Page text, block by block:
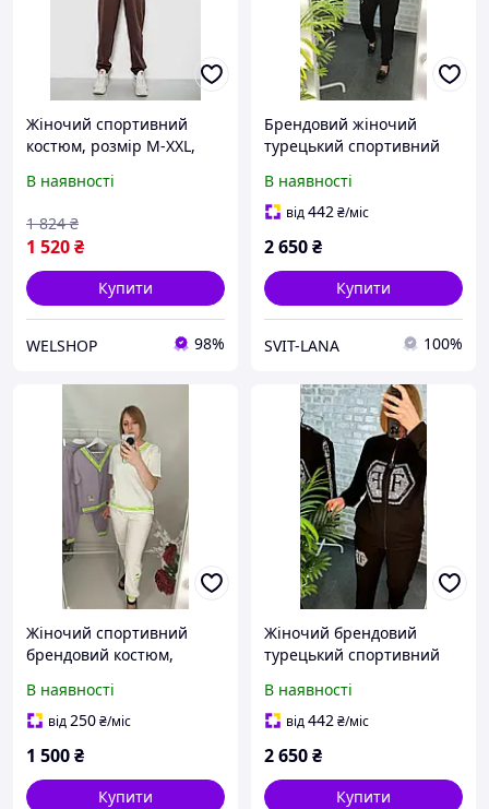
Жіночий спортивний
костюм, розмір M-XXL,
бренд 244R1070AG, є
В наявності
1 520₴
1 824 ₴
Купити
WELSHOP 98%
Брендовий жіночий
турецький спортивний
спортивний однотонний
костюм норма+батал
В наявності
від442₴/міс
2 650₴
Купити
SVIT-LANA 100%
Жіночий спортивний
брендовий костюм,
двунитка, модний костюм
турецький трикотаж
В наявності
від250₴/міс
1 500₴
Купити
Жіночий брендовий
турецький спортивний
модний спортивний
однотонний костюм із
В наявності
від442₴/міс
2 650₴
Купити